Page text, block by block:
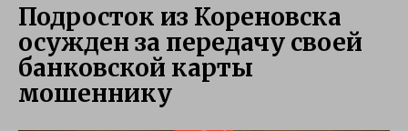
Подросток из Кореновска
осужден за передачу своей
банковской карты
мошеннику